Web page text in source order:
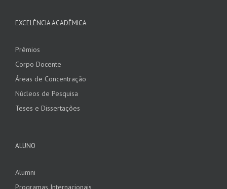
EXCELÊNCIA ACADÊMICA
Prêmios
Corpo Docente
Áreas de Concentração
Núcleos de Pesquisa
Teses e Dissertações
ALUNO
Alumni
Programas Internacionais